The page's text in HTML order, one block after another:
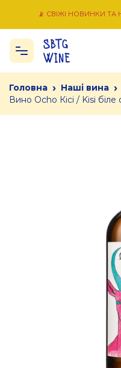
📡 СВІЖІ НОВИНКИ ТА
Головна › Наші вина ›
Вино Ocho Кісі / Kisi біле